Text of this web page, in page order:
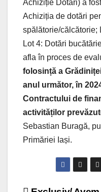
Achiziție Dotări) a
Achiziția de dotări
spălătorie/călcătorie;
Lot 4: Dotări
afla în proces de
folosință a
anul următor, în
Contractului de
activităților
Sebastian Buragă,
Primăriei Iași.